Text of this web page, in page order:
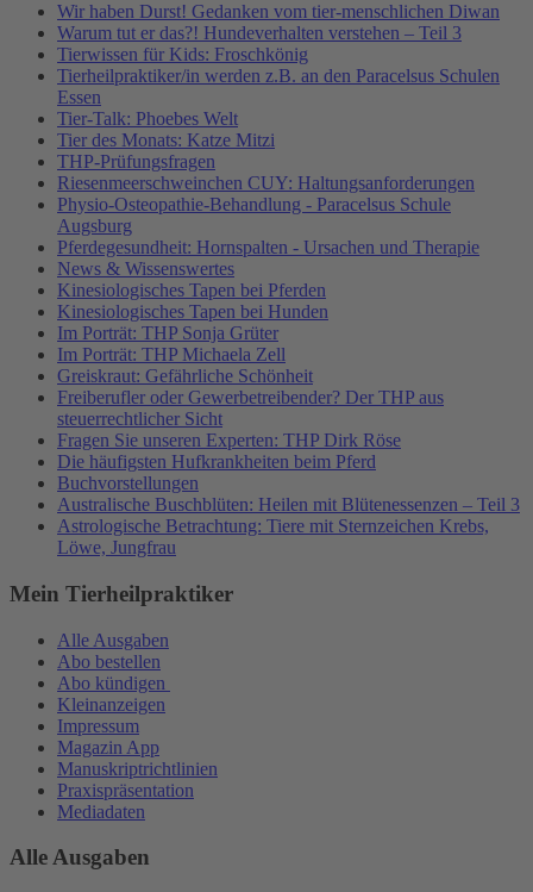
Wir haben Durst! Gedanken vom tier-menschlichen Diwan
Warum tut er das?! Hundeverhalten verstehen – Teil 3
Tierwissen für Kids: Froschkönig
Tierheilpraktiker/in werden z.B. an den Paracelsus Schulen
Essen
Tier-Talk: Phoebes Welt
Tier des Monats: Katze Mitzi
THP-Prüfungsfragen
Riesenmeerschweinchen CUY: Haltungsanforderungen
Physio-Osteopathie-Behandlung - Paracelsus Schule
Augsburg
Pferdegesundheit: Hornspalten - Ursachen und Therapie
News & Wissenswertes
Kinesiologisches Tapen bei Pferden
Kinesiologisches Tapen bei Hunden
Im Porträt: THP Sonja Grüter
Im Porträt: THP Michaela Zell
Greiskraut: Gefährliche Schönheit
Freiberufler oder Gewerbetreibender? Der THP aus
steuerrechtlicher Sicht
Fragen Sie unseren Experten: THP Dirk Röse
Die häufigsten Hufkrankheiten beim Pferd
Buchvorstellungen
Australische Buschblüten: Heilen mit Blütenessenzen – Teil 3
Astrologische Betrachtung: Tiere mit Sternzeichen Krebs,
Löwe, Jungfrau
Mein Tierheilpraktiker
Alle Ausgaben
Abo bestellen
Abo kündigen
Kleinanzeigen
Impressum
Magazin App
Manuskriptrichtlinien
Praxispräsentation
Mediadaten
Alle Ausgaben